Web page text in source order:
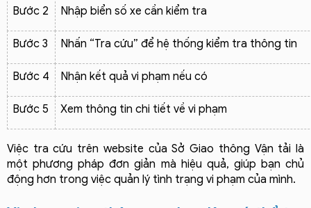
Bước 2 Nhập biển số xe cần kiểm tra
Bước 3 Nhấn “Tra cứu” để hệ thống kiểm tra thông tin
Bước 4 Nhận kết quả vi phạm nếu có
Bước 5 Xem thông tin chi tiết về vi phạm
Việc tra cứu trên website của Sở Giao thông Vận tải là
một phương pháp đơn giản mà hiệu quả, giúp bạn chủ
động hơn trong việc quản lý tình trạng vi phạm của mình.